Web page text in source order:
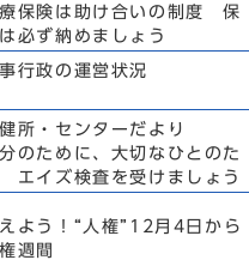
療保険は助け合いの制度 保
必ず納めましょう
事行政の運営状況
健所・センターだより
分のために、大切なひとのた
エイズ検査を受けましょう
えよう！“人権”12月4日から
週間